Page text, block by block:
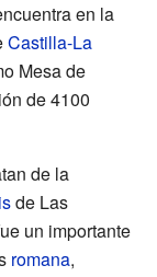
en la
Castilla-La
Mesa de
de 4100
de la
de Las
un importante
romana,